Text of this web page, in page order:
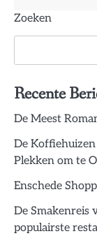
Zoeken
Recente
De Meest
De
Plekken om te
Enschede
De Smakenreis
populairste